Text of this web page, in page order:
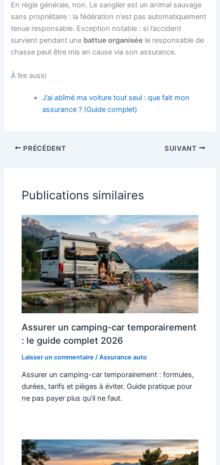
En règle générale, non. Le sanglier est un animal sauvage
sans propriétaire : la fédération n’est pas automatiquement
tenue responsable. Exception notable : si l’accident
survient pendant une battue organisée le responsable de
chasse peut être mis en cause via son assurance.
À lire aussi
J’ai abîmé ma voiture tout seul : que fait mon
assurance ? (Guide complet)
PRÉCÉDENT SUIVANT
Publications similaires
Assurer un camping-car temporairement
: le guide complet 2026
Laisser un commentaire /Assurance auto
Assurer un camping-car temporairement : formules,
durées, tarifs et pièges à éviter. Guide pratique pour
ne pas payer plus qu'il ne faut.